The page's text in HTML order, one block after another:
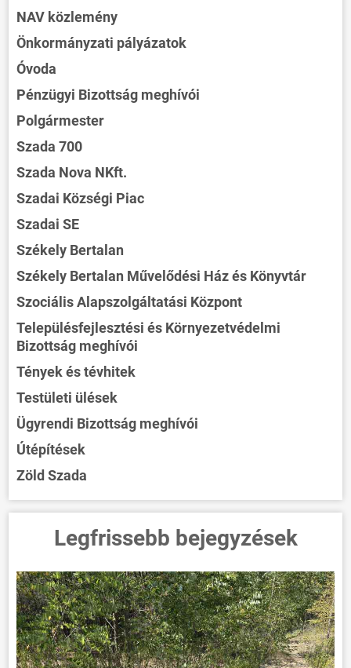
NAV közlemény
Önkormányzati pályázatok
Óvoda
Pénzügyi Bizottság meghívói
Polgármester
Szada 700
Szada Nova NKft.
Szadai Községi Piac
Szadai SE
Székely Bertalan
Székely Bertalan Művelődési Ház és Könyvtár
Szociális Alapszolgáltatási Központ
Településfejlesztési és Környezetvédelmi
Bizottság meghívói
Tények és tévhitek
Testületi ülések
Ügyrendi Bizottság meghívói
Útépítések
Zöld Szada
Legfrissebb bejegyzések